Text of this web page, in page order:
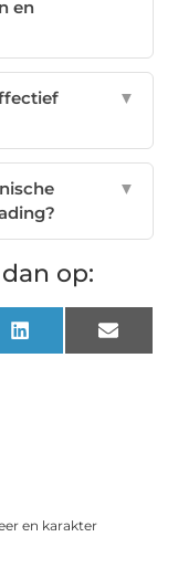
en
▼
▼
op:
LinkedIn Email
en karakter